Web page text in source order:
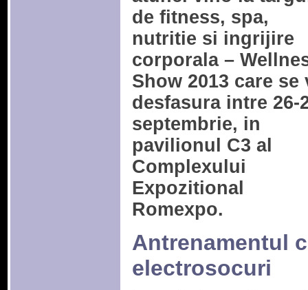
de fitness, spa,
nutritie si ingrijire
corporala –
Show 2013 care se
desfasura intre 26-
septembrie, in
pavilionul C3 al
Complexului
Expozitional
Romexpo.
Antrenamentul
electrosocuri